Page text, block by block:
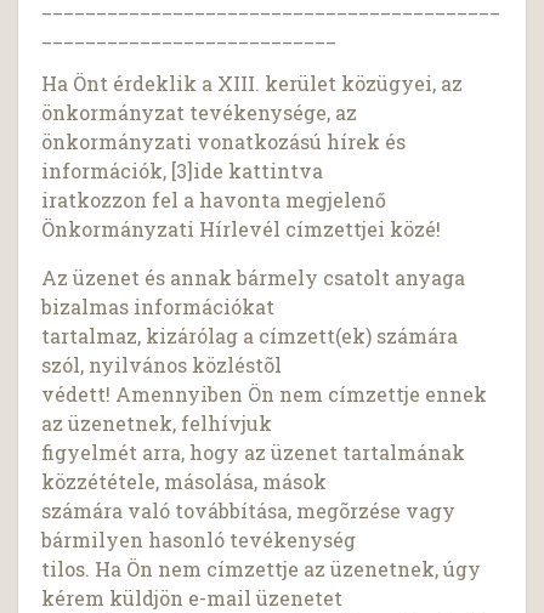
Ha Önt érdeklik a XIII. kerület közügyei, az
önkormányzat tevékenysége, az
önkormányzati vonatkozású hírek és
információk, [3]ide kattintva
iratkozzon fel a havonta megjelenő
Önkormányzati Hírlevél címzettjei közé!
Az üzenet és annak bármely csatolt anyaga
bizalmas információkat
tartalmaz, kizárólag a címzett(ek) számára
szól, nyilvános közléstõl
védett! Amennyiben Ön nem címzettje ennek
az üzenetnek, felhívjuk
figyelmét arra, hogy az üzenet tartalmának
közzététele, másolása, mások
számára való továbbítása, megõrzése vagy
bármilyen hasonló tevékenység
tilos. Ha Ön nem címzettje az üzenetnek, úgy
kérem küldjön e-mail üzenetet